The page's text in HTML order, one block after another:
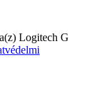
Logitech G